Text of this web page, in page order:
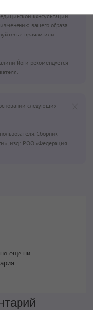
консультации.
вашего образа
с врачом или
Йоги рекомендуется
следующих
Сборник
изд.: POO «Федерация
еще ни